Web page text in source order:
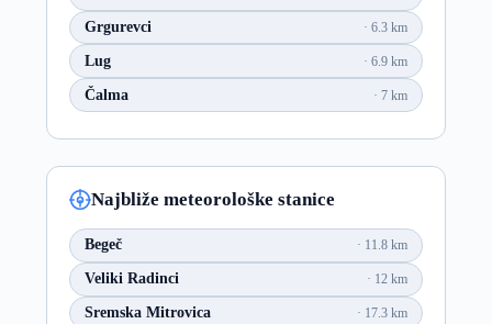
Grgurevci 6.3 km
Lug 6.9 km
Čalma 7 km
Najbliže meteorološke stanice
Begeč 11.8 km
Veliki Radinci 12 km
Sremska Mitrovica 17.3 km